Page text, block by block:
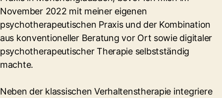
November 2022 mit meiner eigenen
psychotherapeutischen Praxis und der Kombination
aus konventioneller Beratung vor Ort sowie digitaler
psychotherapeutischer Therapie selbstständig
machte.
Neben der klassischen Verhaltenstherapie integriere